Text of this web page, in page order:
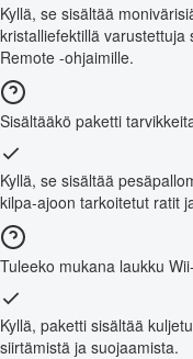
Kyllä, se sisältää
kristalliefektillä
Remote -ohjaimille.
Sisältääkö paketti
Kyllä, se sisältää
kilpa-ajoon tarkoitetut ratit
Tuleeko mukana laukku
Kyllä, paketti sisältää
siirtämistä ja suojaamista.